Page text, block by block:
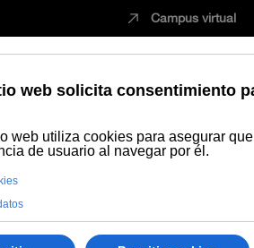
Campus virtual
Estudiar